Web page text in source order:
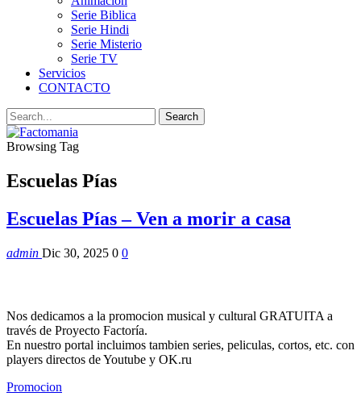
Serie Biblica
Serie Hindi
Serie Misterio
Serie TV
Servicios
CONTACTO
Browsing Tag
Escuelas Pías
Escuelas Pías – Ven a morir a casa
admin Dic 30, 2025 0 0
Nos dedicamos a la promocion musical y cultural GRATUITA a
través de Proyecto Factoría.
En nuestro portal incluimos tambien series, peliculas, cortos, etc. con
players directos de Youtube y OK.ru
Promocion